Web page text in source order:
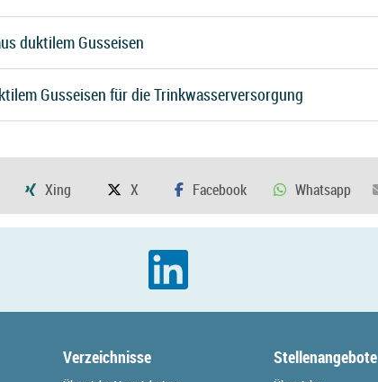
duktilem Gusseisen
Gusseisen für die Trinkwasserversorgung
Verzeichnisse Stellenangebote